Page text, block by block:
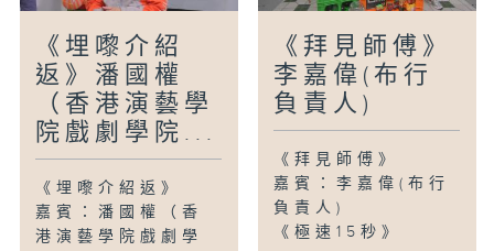
《埋嚟介紹
返》潘國權
（香港演藝學
院戲劇學院...
《埋嚟介紹返》
嘉賓：潘國權（香
港演藝學院戲劇學
《拜見師傅》
李嘉偉(布行
負責人)
《拜見師傅》
嘉賓：李嘉偉(布行
負責人)
《極速15秒》